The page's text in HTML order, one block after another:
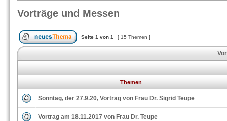
Vorträge und Messen
Seite 1 von 1 [ 15 Themen ]
Themen
Sonntag, der 27.9.20, Vortrag von Frau Dr. Sigrid Teupe
Vortrag am 18.11.2017 von Frau Dr. Teupe